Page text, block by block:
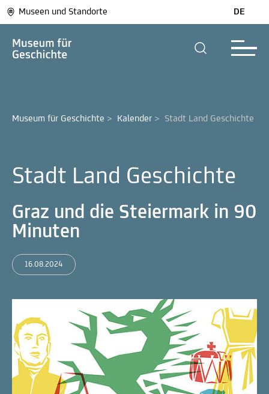
Museen und Standorte DE
Museum für Geschichte > Kalender > Stadt Land Geschichte
Stadt Land Geschichte
Graz und die Steiermark in 90
Minuten
16.08.2024